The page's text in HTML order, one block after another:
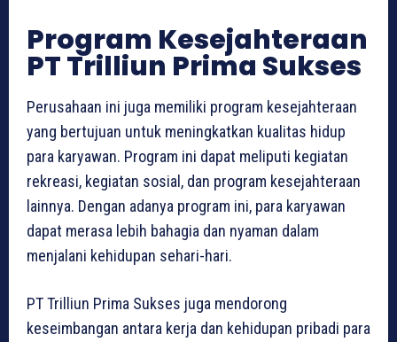
Program Kesejahteraan
PT Trilliun Prima Sukses
Perusahaan ini juga memiliki program kesejahteraan
yang bertujuan untuk meningkatkan kualitas hidup
para karyawan. Program ini dapat meliputi kegiatan
rekreasi, kegiatan sosial, dan program kesejahteraan
lainnya. Dengan adanya program ini, para karyawan
dapat merasa lebih bahagia dan nyaman dalam
menjalani kehidupan sehari-hari.
PT Trilliun Prima Sukses juga mendorong
keseimbangan antara kerja dan kehidupan pribadi para